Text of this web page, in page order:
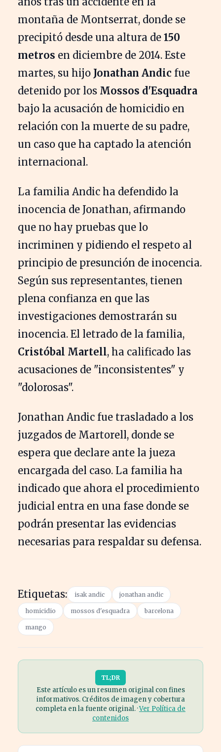
montaña de Montserrat, donde se
precipitó desde una altura de 150
metros en diciembre de 2014. Este
martes, su hijo Jonathan Andic fue
detenido por los Mossos d'Esquadra
bajo la acusación de homicidio en
relación con la muerte de su padre,
un caso que ha captado la atención
internacional.
La familia Andic ha defendido la
inocencia de Jonathan, afirmando
que no hay pruebas que lo
incriminen y pidiendo el respeto al
principio de presunción de inocencia.
Según sus representantes, tienen
plena confianza en que las
investigaciones demostrarán su
inocencia. El letrado de la familia,
Cristóbal Martell, ha calificado las
acusaciones de "inconsistentes" y
"dolorosas".
Jonathan Andic fue trasladado a los
juzgados de Martorell, donde se
espera que declare ante la jueza
encargada del caso. La familia ha
indicado que ahora el procedimiento
judicial entra en una fase donde se
podrán presentar las evidencias
necesarias para respaldar su defensa.
Etiquetas: isak andic jonathan andic
homicidio mossos d'esquadra barcelona
mango
TL;DR
Este artículo es un resumen original con fines
informativos. Créditos de imagen y cobertura
completa en la fuente original. ·Ver Política de
contenidos